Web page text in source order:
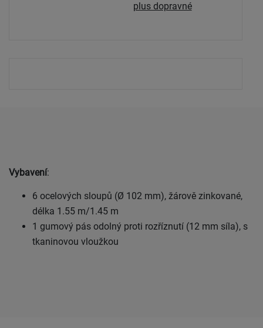
plus dopravné
Vybavení:
6 ocelových sloupů (Ø 102 mm), žárově zinkované,
délka 1.55 m/1.45 m
1 gumový pás odolný proti rozříznutí (12 mm síla), s
tkaninovou vloužkou